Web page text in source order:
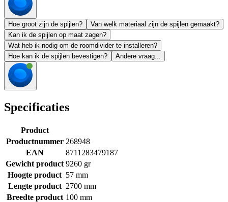
Hoe groot zijn de spijlen?
Van welk materiaal zijn de spijlen gemaakt?
Kan ik de spijlen op maat zagen?
Wat heb ik nodig om de roomdivider te installeren?
Hoe kan ik de spijlen bevestigen?
Andere vraag...
Specificaties
Product
Productnummer 268948
EAN
8711283479187
Gewicht product 9260 gr
Hoogte product 57 mm
Lengte product 2700 mm
Breedte product 100 mm